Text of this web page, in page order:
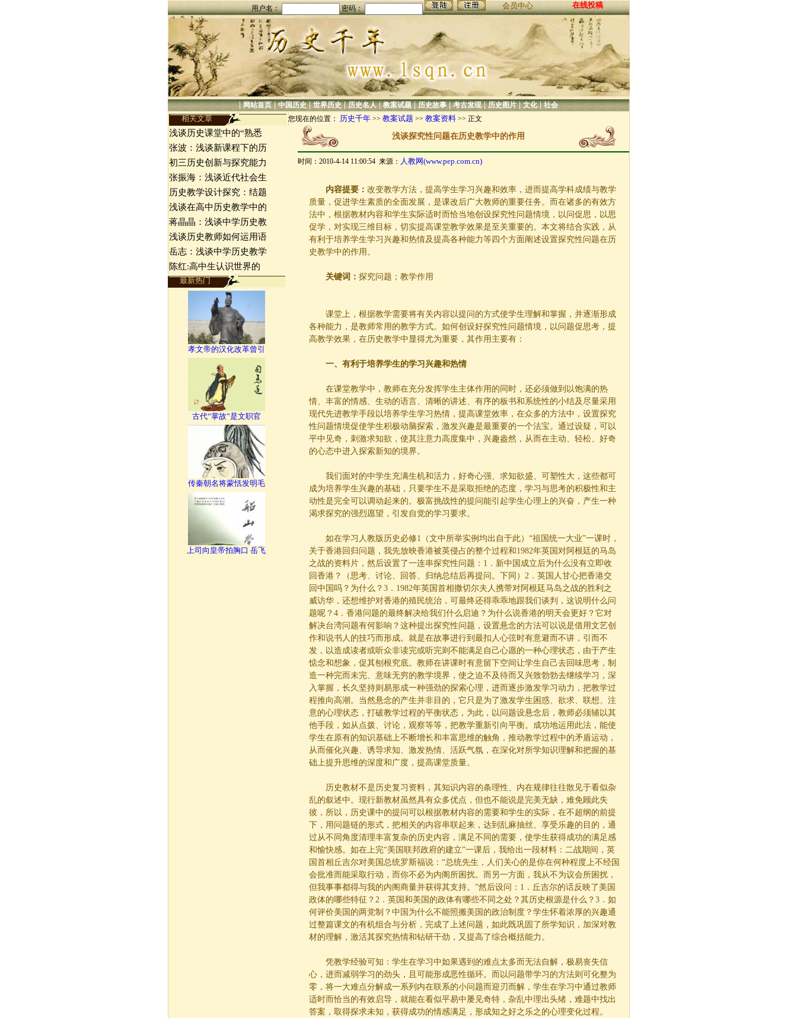
用户名： 密码： 会员中心 在线投稿
|网站首页|中国历史|世界历史|历史名人|教案试题|历史故事|考古发现|历史图片|文化|社会
相关文章 您现在的位置： 历史千年>> 教案试题 >> 教案资料>> 正文
浅谈历史课堂中的“熟悉
张波：浅谈新课程下的历
初三历史创新与探究能力
张振海：浅谈近代社会生
历史教学设计探究：结题
浅谈在高中历史教学中的
蒋晶晶：浅谈中学历史教
浅谈历史教师如何运用语
岳志：浅谈中学历史教学
陈红:高中生认识世界的
最新热门
孝文帝的汉化改革曾引
古代“掌故”是文职官
传秦朝名将蒙恬发明毛
上司向皇帝拍胸口 岳飞
浅谈探究性问题在历史教学中的作用
时间：2010-4-14 11:00:54 来源： 人教网(www.pep.com.cn)
内容提要： 改变教学方法，提高学生学习兴趣和效率，进而提高学科成绩与教学
质量，促进学生素质的全面发展，是课改后广大教师的重要任务。而在诸多的有效方
法中，根据教材内容和学生实际适时而恰当地创设探究性问题情境，以问促思，以思
促学，对实现三维目标，切实提高课堂教学效果是至关重要的。本文将结合实践，从
有利于培养学生学习兴趣和热情及提高各种能力等四个方面阐述设置探究性问题在历
史教学中的作用。
关键词： 探究问题；教学作用
课堂上，根据教学需要将有关内容以提问的方式使学生理解和掌握，并逐渐形成
各种能力，是教师常用的教学方式。如何创设好探究性问题情境，以问题促思考，提
高教学效果，在历史教学中显得尤为重要，其作用主要有：
一、有利于培养学生的学习兴趣和热情
在课堂教学中，教师在充分发挥学生主体作用的同时，还必须做到以饱满的热
情、丰富的情感、生动的语言、清晰的讲述、有序的板书和系统性的小结及尽量采用
现代先进教学手段以培养学生学习热情，提高课堂效率，在众多的方法中，设置探究
性问题情境促使学生积极动脑探索，激发兴趣是最重要的一个法宝。通过设疑，可以
平中见奇，刺激求知欲，使其注意力高度集中，兴趣盎然，从而在主动、轻松、好奇
的心态中进入探索新知的境界。
我们面对的中学生充满生机和活力，好奇心强、求知欲盛、可塑性大，这些都可
成为培养学生兴趣的基础，只要学生不是采取拒绝的态度，学习与思考的积极性和主
动性是完全可以调动起来的。极富挑战性的提问能引起学生心理上的兴奋，产生一种
渴求探究的强烈愿望，引发自觉的学习要求。
如在学习人教版历史必修1 （文中所举实例均出自于此）“祖国统一大业”一课时，
关于香港回归问题，我先放映香港被英侵占的整个过程和 1982年英国对阿根廷的马岛
之战的资料片，然后设置了一连串探究性问题： 1 ．新中国成立后为什么没有立即收
回香港？（思考、讨论、回答、归纳总结后再提问。下同） 2．英国人甘心把香港交
回中国吗？为什么？ 3． 1982年英国首相撒切尔夫人携带对阿根廷马岛之战的胜利之
威访华，还想维护对香港的殖民统治，可最终还得乖乖地跟我们谈判，这说明什么问
题呢？ 4．香港问题的最终解决给我们什么启迪？为什么说香港的明天会更好？它对
解决台湾问题有何影响？这种提出探究性问题，设置悬念的方法可以说是借用文艺创
作和说书人的技巧而形成。就是在故事进行到最扣人心弦时有意避而不讲，引而不
发，以造成读者或听众非读完或听完则不能满足自己心愿的一种心理状态，由于产生
惦念和想象，促其刨根究底。教师在讲课时有意留下空间让学生自己去回味思考，制
造一种完而未完、意味无穷的教学境界，使之迫不及待而又兴致勃勃去继续学习，深
入掌握，长久坚持则易形成一种强劲的探索心理，进而逐步激发学习动力，把教学过
程推向高潮。当然悬念的产生并非目的，它只是为了激发学生困惑、欲求、联想、注
意的心理状态，打破教学过程的平衡状态，为此，以问题设悬念后，教师必须辅以其
他手段，如从点拨、讨论，观察等等，把教学重新引向平衡。成功地运用此法，能使
学生在原有的知识基础上不断增长和丰富思维的触角，推动教学过程中的矛盾运动，
从而催化兴趣、诱导求知、激发热情、活跃气氛，在深化对所学知识理解和把握的基
础上提升思维的深度和广度，提高课堂质量。
历史教材不是历史复习资料，其知识内容的条理性、内在规律往往散见于看似杂
乱的叙述中。现行新教材虽然具有众多优点，但也不能说是完美无缺，难免顾此失
彼，所以，历史课中的提问可以根据教材内容的需要和学生的实际，在不超纲的前提
下，用问题链的形式，把相关的内容串联起来，达到乱麻抽丝、享受乐趣的目的，通
过从不同角度清理丰富复杂的历史内容，满足不同的需要，使学生获得成功的满足感
和愉快感。如在上完“美国联邦政府的建立”一课后，我给出一段材料：二战期间，英
国首相丘吉尔对美国总统罗斯福说：“总统先生，人们关心的是你在何种程度上不经国
会批准而能采取行动，而你不必为内阁所困扰。而另一方面，我从不为议会所困扰，
但我事事都得与我的内阁商量并获得其支持。”然后设问： 1 ．丘吉尔的话反映了美国
政体的哪些特征？ 2．英国和美国的政体有哪些不同之处？其历史根源是什么？ 3．如
何评价美国的两党制？中国为什么不能照搬美国的政治制度？学生怀着浓厚的兴趣通
过整篇课文的有机组合与分析，完成了上述问题，如此既巩固了所学知识，加深对教
材的理解，激活其探究热情和钻研干劲，又提高了综合概括能力。
凭教学经验可知：学生在学习中如果遇到的难点太多而无法自解，极易丧失信
心，进而减弱学习的劲头，且可能形成恶性循环。而以问题带学习的方法则可化整为
零，将一大难点分解成一系列内在联系的小问题而迎刃而解，学生在学习中通过教师
适时而恰当的有效启导，就能在看似平易中屡见奇特，杂乱中理出头绪，难题中找出
答案，取得探求未知，获得成功的情感满足，形成知之好之乐之的心理变化过程。